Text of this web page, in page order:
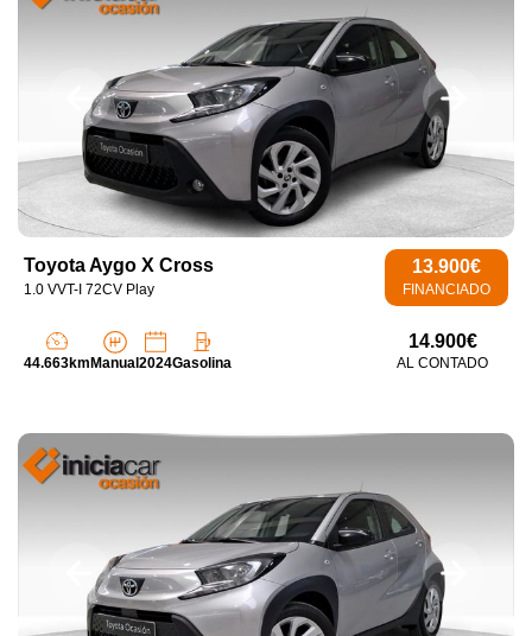
Toyota Aygo X Cross
1.0 VVT-I 72CV Play
13.900€
FINANCIADO
44.663km Manual 2024Gasolina
14.900€
AL CONTADO